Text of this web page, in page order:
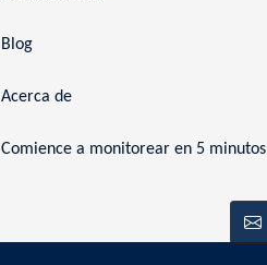
Blog
Acerca de
Comience a monitorear en 5 minutos